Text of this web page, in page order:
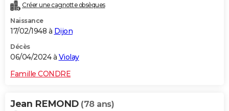
Créer une cagnotte obsèques
Naissance
17/02/1948 à Dijon
Décès
06/04/2024 à Violay
Famille CONDRE
Jean REMOND (78 ans)